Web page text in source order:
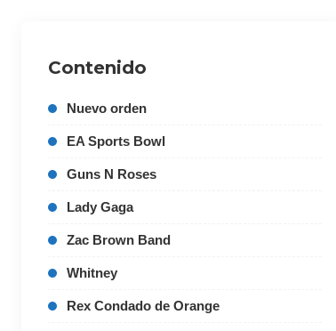
Contenido
Nuevo orden
EA Sports Bowl
Guns N Roses
Lady Gaga
Zac Brown Band
Whitney
Rex Condado de Orange